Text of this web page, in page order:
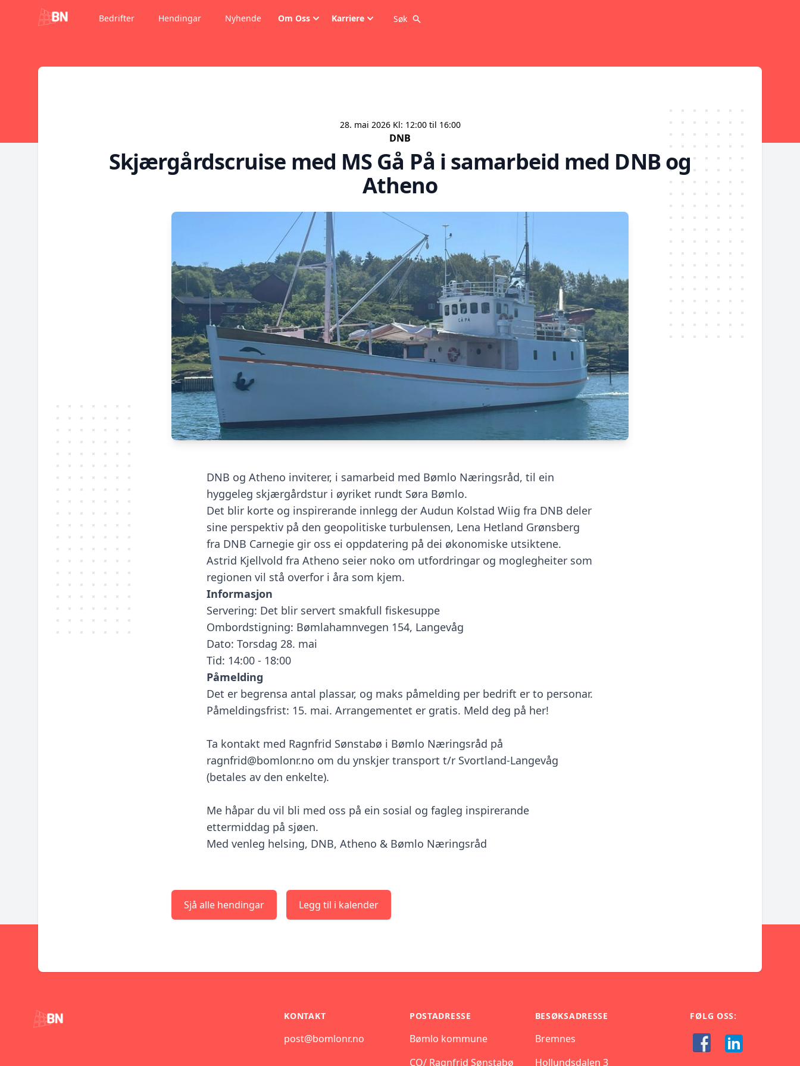
Bedrifter Hendingar Nyhende Om Oss Karriere Søk
28. mai 2026Kl: 12:00 til 16:00
DNB
Skjærgårdscruise med MS Gå På i samarbeid med DNB og
Atheno
DNB og Atheno inviterer, i samarbeid med Bømlo Næringsråd, til ein
hyggeleg skjærgårdstur i øyriket rundt Søra Bømlo.
Det blir korte og inspirerande innlegg der Audun Kolstad Wiig fra DNB deler
sine perspektiv på den geopolitiske turbulensen, Lena Hetland Grønsberg
fra DNB Carnegie gir oss ei oppdatering på dei økonomiske utsiktene.
Astrid Kjellvold fra Atheno seier noko om utfordringar og moglegheiter som
regionen vil stå overfor i åra som kjem.
Informasjon
Servering: Det blir servert smakfull fiskesuppe
⁠Ombordstigning: Bømlahamnvegen 154, Langevåg
⁠Dato: Torsdag 28. mai
⁠Tid: 14:00 - 18:00
Påmelding
⁠Det er begrensa antal plassar, og maks påmelding per bedrift er to personar.
Påmeldingsfrist: 15. mai. Arrangementet er gratis. Meld deg på her!
⁠Ta kontakt med Ragnfrid Sønstabø i Bømlo Næringsråd på
ragnfrid@bomlonr.no om du ynskjer transport t/r Svortland-Langevåg
(betales av den enkelte).
⁠Me håpar du vil bli med oss på ein sosial og fagleg inspirerande
ettermiddag på sjøen.
Med venleg helsing, DNB, Atheno & Bømlo Næringsråd
Sjå alle hendingar Legg til i kalender
KONTAKT
post@bomlonr.no
POSTADRESSE
Bømlo kommune
CO/ Ragnfrid Sønstabø
BESØKSADRESSE
Bremnes
Hollundsdalen 3
FØLG OSS: